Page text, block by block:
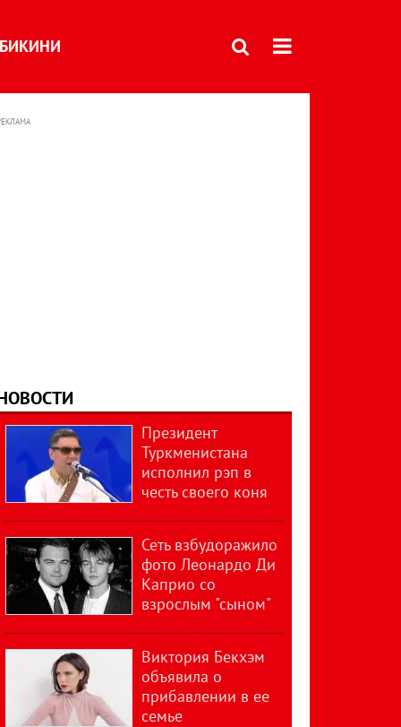
БИКИНИ
Президент
Туркменистана
исполнил рэп в
честь своего коня
Сеть взбудоражило
фото Леонардо Ди
Каприо со
взрослым "сыном"
Виктория Бекхэм
объявила о
прибавлении в ее
семье